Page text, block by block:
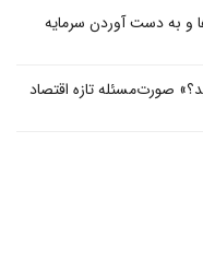
و به دست آوردن سرمایه
صورت‌مسئله تازه اقتصاد